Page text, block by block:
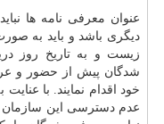
عنوان معرفی نامه ها
دیگری باشد و باید به
زیست و به تاریخ روز
شدگان پیش از حضور و
خود اقدام نمایند. با
عدم دسترسی این سازمان